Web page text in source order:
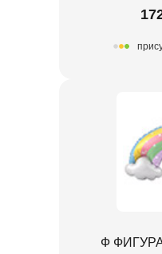
Ф ФИГУРА